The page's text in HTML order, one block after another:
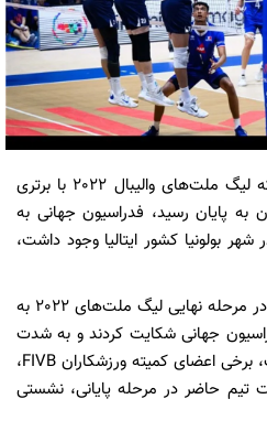
، در حالی که لیگ ملت‌های والیبال 2022 با برتری
به پایان رسید، فدراسیون جهانی به
بولونیا کشور ایتالیا وجود داشت،
تیم‌های ایران، لهستان و فرانسه در مرحله نهایی لیگ ملت‌های 2022 به
جهانی شکایت کردند و به شدت
معترض بودند. در پایان مسابقات، برخی اعضای کمیته ورزشکاران FIVB،
تیم حاضر در مرحله پایانی، نشستی